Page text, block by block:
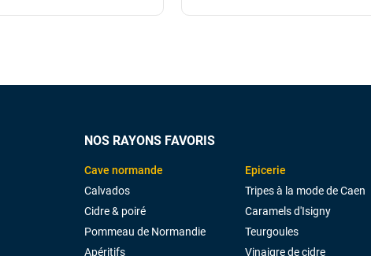
NOS RAYONS FAVORIS
Cave normande
Calvados
Cidre & poiré
Pommeau de Normandie
Apéritifs
Epicerie
Tripes à la mode de Caen
Caramels d'Isigny
Teurgoules
Vinaigre de cidre